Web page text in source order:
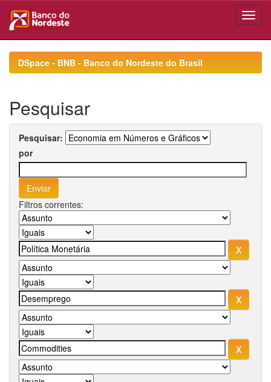
navigationDSpace - BNB - Banco do Nordeste do Brasil
Pesquisar
Pesquisar:
por
Filtros correntes: